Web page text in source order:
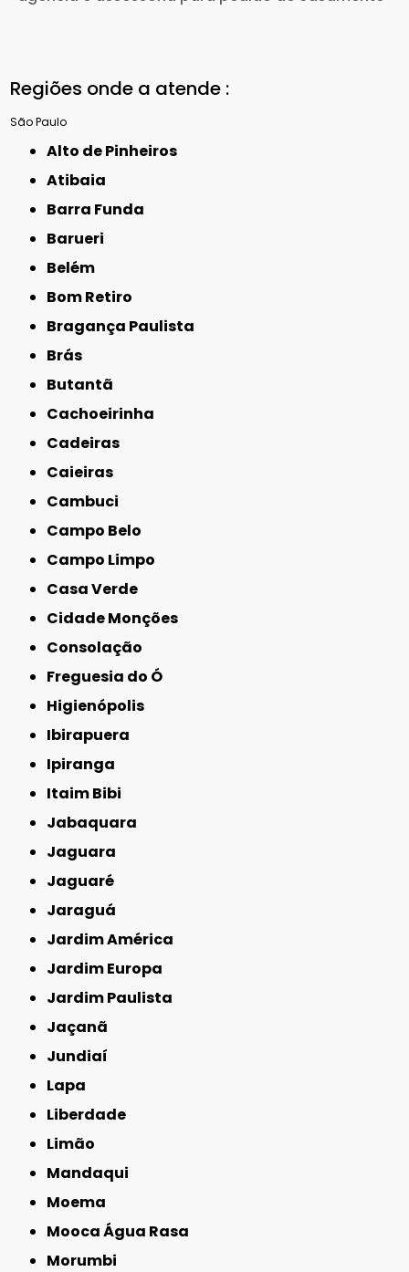
Regiões onde a atende :
São Paulo
Alto de Pinheiros
Atibaia
Barra Funda
Barueri
Belém
Bom Retiro
Bragança Paulista
Brás
Butantã
Cachoeirinha
Cadeiras
Caieiras
Cambuci
Campo Belo
Campo Limpo
Casa Verde
Cidade Monções
Consolação
Freguesia do Ó
Higienópolis
Ibirapuera
Ipiranga
Itaim Bibi
Jabaquara
Jaguara
Jaguaré
Jaraguá
Jardim América
Jardim Europa
Jardim Paulista
Jaçanã
Jundiaí
Lapa
Liberdade
Limão
Mandaqui
Moema
Mooca Água Rasa
Morumbi